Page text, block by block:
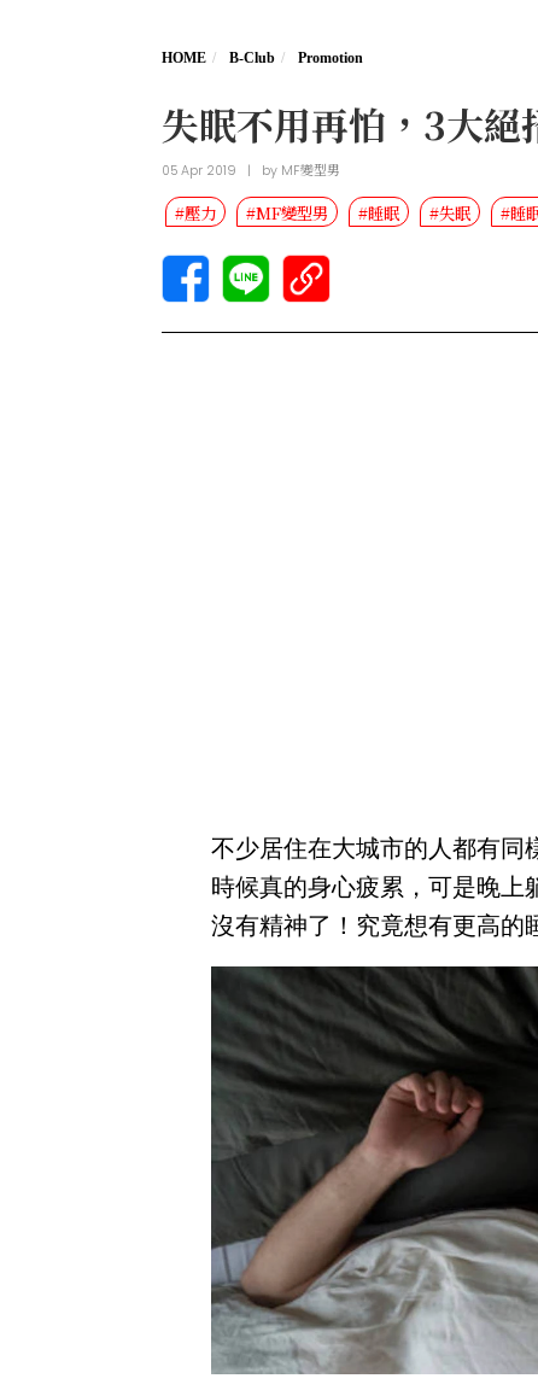
HOME B-Club Promotion
失眠不用再怕，3大絕
05 Apr 2019 | by MF變型男
#壓力 #MF變型男 #睡眠 #失眠 #睡
不少居住在大城市的人都有同
時候真的身心疲累，可是晚上
沒有精神了！究竟想有更高的